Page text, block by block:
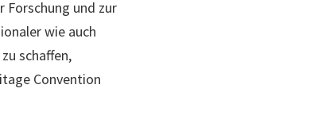
Forschung und zur
wie auch
schaffen,
Convention